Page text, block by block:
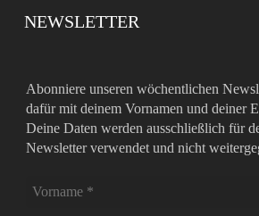
NEWSLETTER
Abonniere unseren wöchentlichen
dafür mit deinem Vornamen und deiner
Deine Daten werden ausschließlich für
Newsletter verwendet und nicht